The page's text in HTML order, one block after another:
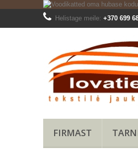
Helistage meile: +370 699
FIRMAST